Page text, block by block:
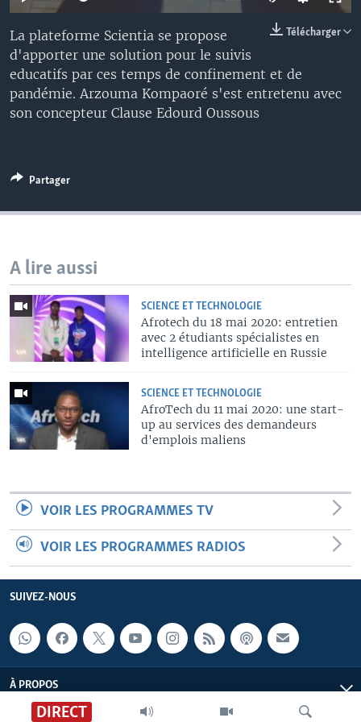
DIRECT
Télécharger
La plateforme Scientia se propose
d'apporter une solution pour le suivis
educatifs par ces temps de confinement et de
pandémie. Arzouma Kompaoré s'est entretenu avec
son concepteur Clause Edourd Oussous
Partager
A lire aussi
SCIENCE ET TECHNOLOGIE
Afrotech du 18 mai 2020: entretien
avec 2 étudiants spécialistes en
intelligence artificielle en Russie
SCIENCE ET TECHNOLOGIE
AfroTech du 11 mai 2020: une start-
up au services des demandeurs
d'emplois maliens
VOIR LES PROGRAMMES TV
VOIR LES PROGRAMMES RADIOS
SUIVEZ-NOUS
À PROPOS